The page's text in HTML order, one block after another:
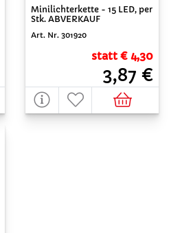
Minilichterkette - 15 LED, per
Stk. ABVERKAUF
Art. Nr. 301920
statt € 4,30
3,87 €